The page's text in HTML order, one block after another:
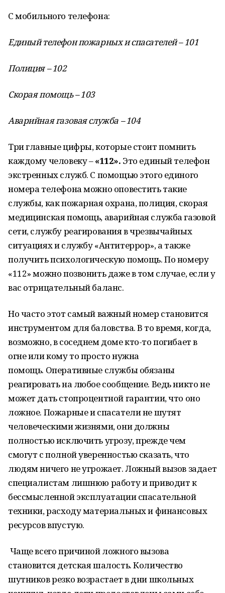
С мобильного телефона:
Единый телефон пожарных и спасателей – 101
Полиция – 102
Скорая помощь – 103
Аварийная газовая служба – 104
Три главные цифры, которые стоит помнить
каждому человеку –«112». Это единый телефон
экстренных служб. С помощью этого единого
номера телефона можно оповестить такие
службы, как пожарная охрана, полиция, скорая
медицинская помощь, аварийная служба газовой
сети, службу реагирования в чрезвычайных
ситуациях и службу «Антитеррор», а также
получить психологическую помощь. По номеру
«112» можно позвонить даже в том случае, если у
вас отрицательный баланс.
Но часто этот самый важный номер становится
инструментом для баловства. В то время, когда,
возможно, в соседнем доме кто-то погибает в
огне или кому то просто нужна
помощь. Оперативные службы обязаны
реагировать на любое сообщение. Ведь никто не
может дать стопроцентной гарантии, что оно
ложное. Пожарные и спасатели не шутят
человеческими жизнями, они должны
полностью исключить угрозу, прежде чем
смогут с полной уверенностью сказать, что
людям ничего не угрожает. Ложный вызов задает
специалистам лишнюю работу и приводит к
бессмысленной эксплуатации спасательной
техники, расходу материальных и финансовых
ресурсов впустую.
Чаще всего причиной ложного вызова
становится детская шалость. Количество
шутников резко возрастает в дни школьных